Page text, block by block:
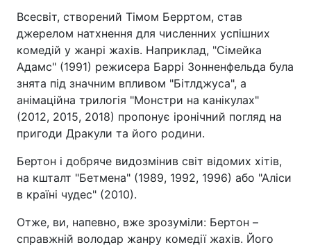
Всесвіт, створений Тімом Берртом, став
джерелом натхнення для численних успішних
комедій у жанрі жахів. Наприклад, "Сімейка
Адамс" (1991) режисера Баррі Зонненфельда була
знята під значним впливом "Бітлджуса", а
анімаційна трилогія "Монстри на канікулах"
(2012, 2015, 2018) пропонує іронічний погляд на
пригоди Дракули та його родини.
Бертон і добряче видозмінив світ відомих хітів,
на кшталт "Бетмена" (1989, 1992, 1996) або "Аліси
в країні чудес" (2010).
Отже, ви, напевно, вже зрозуміли: Бертон –
справжній володар жанру комедії жахів. Його